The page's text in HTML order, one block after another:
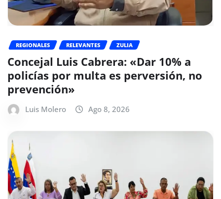
REGIONALES RELEVANTES ZULIA
Concejal Luis Cabrera: «Dar 10% a
policías por multa es perversión, no
prevención»
Luis Molero Ago 8, 2026